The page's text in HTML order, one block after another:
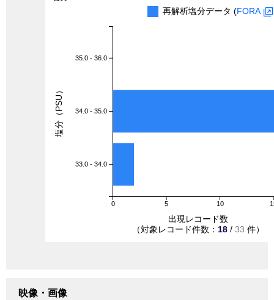
再解析塩分データ (FORA
0 5 10
35.0 - 36.0
34.0 - 35.0
33.0 - 34.0
出現レコード数
（対象レコード件数： 18 / 33 件）
塩分（PSU）
映像・画像